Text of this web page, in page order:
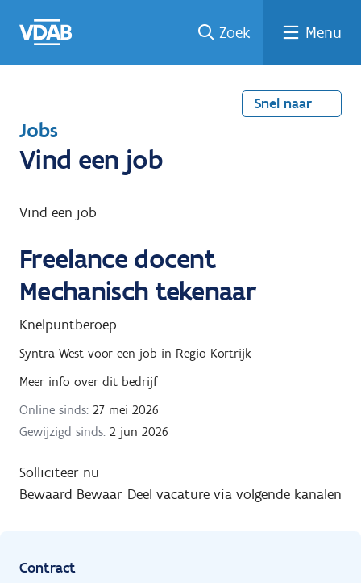
naar
een
een
job
naar
Zoek Menu
Snel naar
T
e
u
n
a
r
Jobs
Vind een job
Vind een job
Freelance docent
Mechanisch tekenaar
Knelpuntberoep
Syntra West voor een job in Regio Kortrijk
Meer info over dit bedrijf
Online sinds: 27 mei 2026
Gewijzigd sinds: 2 jun 2026
Solliciteer nu
Bewaard Bewaar Deel vacature via volgende kanalen
Contract